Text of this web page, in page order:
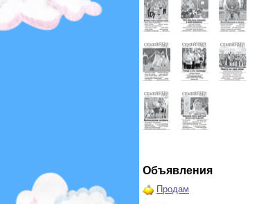
Объявления
Продам